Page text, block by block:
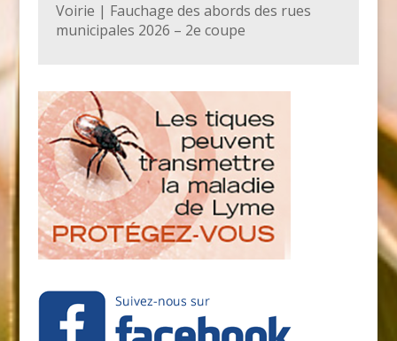
Voirie | Fauchage des abords des rues
municipales 2026 – 2e coupe